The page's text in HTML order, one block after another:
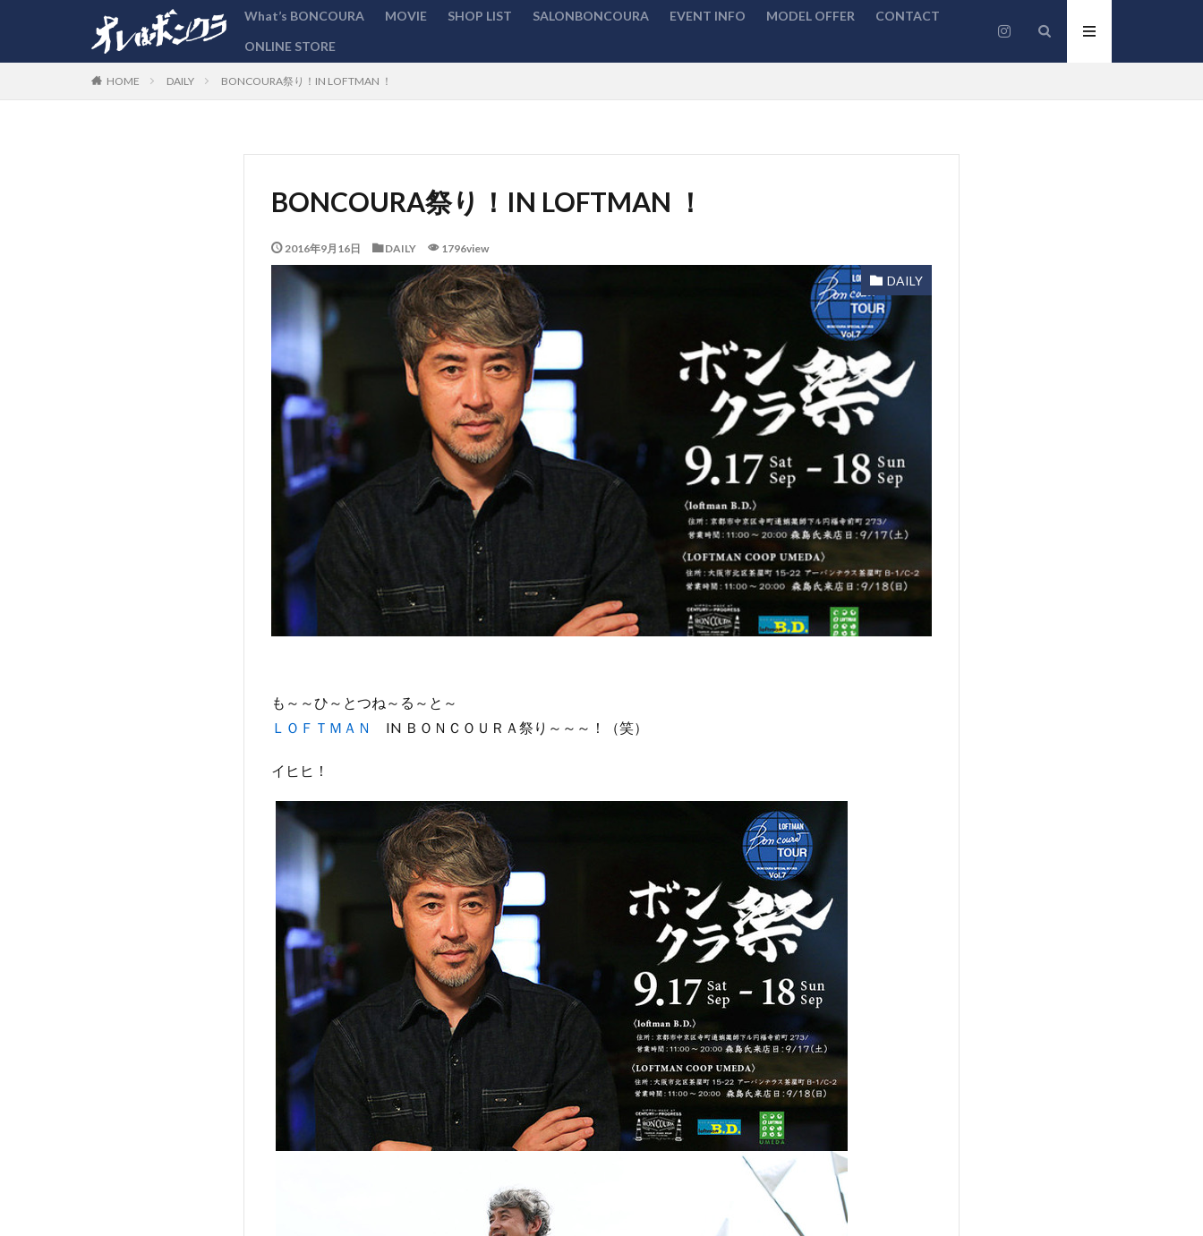
What’s BONCOURA MOVIE SHOP LIST SALONBONCOURA EVENT INFO MODEL OFFER
CONTACT
ONLINE STORE
HOME DAILY BONCOURA祭り！IN LOFTMAN ！
BONCOURA祭り！IN LOFTMAN ！
2016年9月16日 DAILY 1796view
DAILY
も～～ひ～とつね～る～と～
ＬＯＦＴＭＡＮ
IN ＢＯＮＣＯＵＲＡ祭り～～～！（笑）
イヒヒ！
カテゴリー
検索